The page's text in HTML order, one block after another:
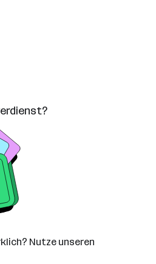
Nutze unseren